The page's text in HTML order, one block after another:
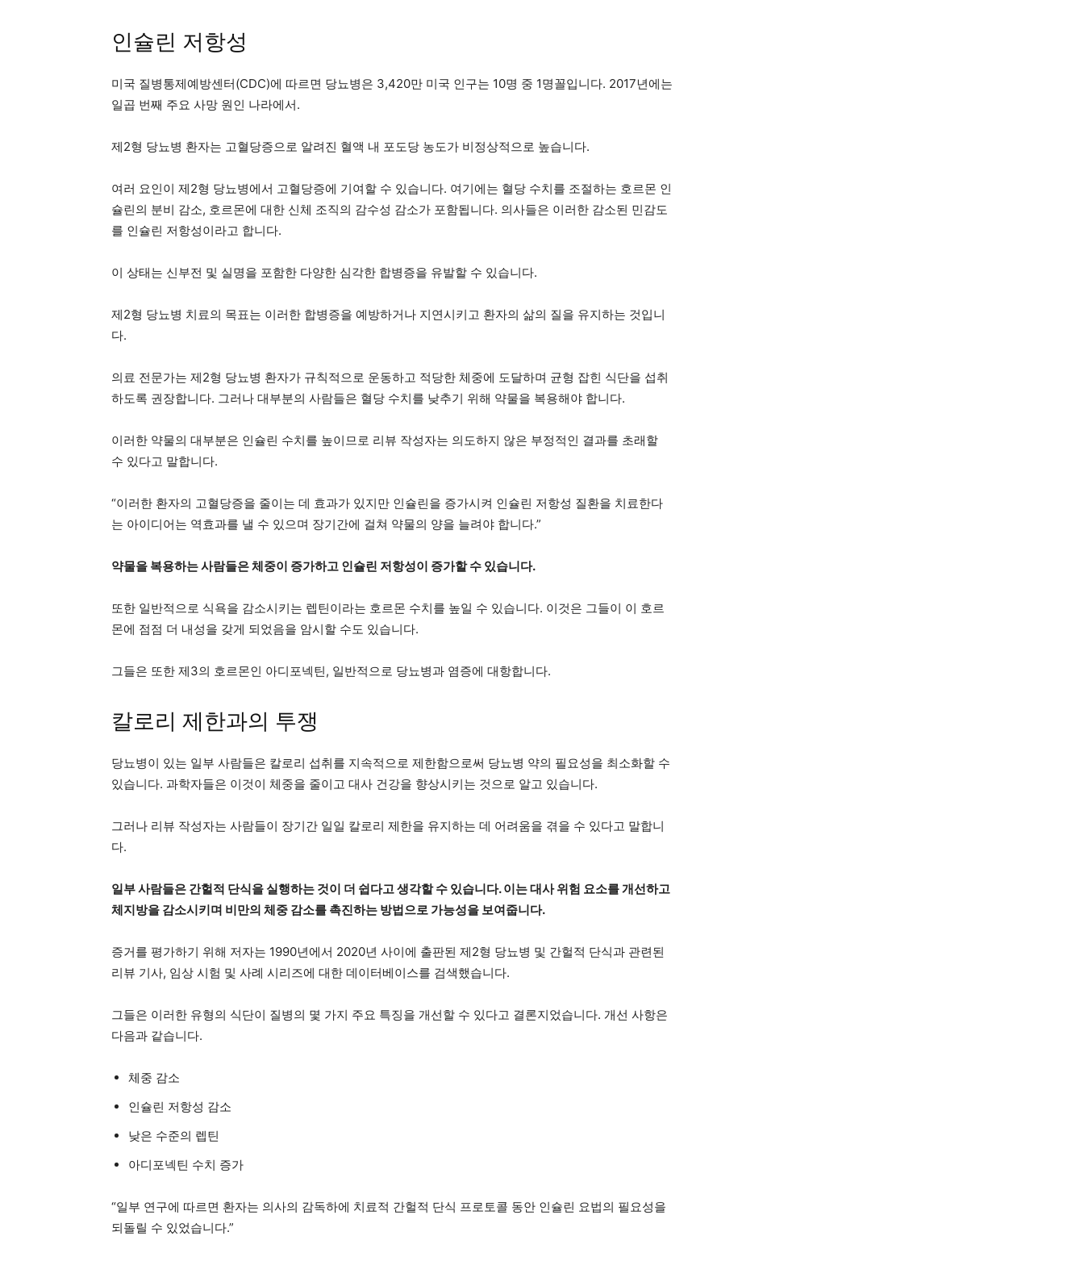
인슐린 저항성
미국 질병통제예방센터(CDC)에 따르면 당뇨병은 3,420만 미국 인구는 10명 중 1명꼴입니다. 2017년에는
일곱 번째 주요 사망 원인 나라에서.
제2형 당뇨병 환자는 고혈당증으로 알려진 혈액 내 포도당 농도가 비정상적으로 높습니다.
여러 요인이 제2형 당뇨병에서 고혈당증에 기여할 수 있습니다. 여기에는 혈당 수치를 조절하는 호르몬 인
슐린의 분비 감소, 호르몬에 대한 신체 조직의 감수성 감소가 포함됩니다. 의사들은 이러한 감소된 민감도
를 인슐린 저항성이라고 합니다.
이 상태는 신부전 및 실명을 포함한 다양한 심각한 합병증을 유발할 수 있습니다.
제2형 당뇨병 치료의 목표는 이러한 합병증을 예방하거나 지연시키고 환자의 삶의 질을 유지하는 것입니
다.
의료 전문가는 제2형 당뇨병 환자가 규칙적으로 운동하고 적당한 체중에 도달하며 균형 잡힌 식단을 섭취
하도록 권장합니다. 그러나 대부분의 사람들은 혈당 수치를 낮추기 위해 약물을 복용해야 합니다.
이러한 약물의 대부분은 인슐린 수치를 높이므로 리뷰 작성자는 의도하지 않은 부정적인 결과를 초래할
수 있다고 말합니다.
“이러한 환자의 고혈당증을 줄이는 데 효과가 있지만 인슐린을 증가시켜 인슐린 저항성 질환을 치료한다
는 아이디어는 역효과를 낼 수 있으며 장기간에 걸쳐 약물의 양을 늘려야 합니다.”
약물을 복용하는 사람들은 체중이 증가하고 인슐린 저항성이 증가할 수 있습니다.
또한 일반적으로 식욕을 감소시키는 렙틴이라는 호르몬 수치를 높일 수 있습니다. 이것은 그들이 이 호르
몬에 점점 더 내성을 갖게 되었음을 암시할 수도 있습니다.
그들은 또한 제3의 호르몬인 아디포넥틴, 일반적으로 당뇨병과 염증에 대항합니다.
칼로리 제한과의 투쟁
당뇨병이 있는 일부 사람들은 칼로리 섭취를 지속적으로 제한함으로써 당뇨병 약의 필요성을 최소화할 수
있습니다. 과학자들은 이것이 체중을 줄이고 대사 건강을 향상시키는 것으로 알고 있습니다.
그러나 리뷰 작성자는 사람들이 장기간 일일 칼로리 제한을 유지하는 데 어려움을 겪을 수 있다고 말합니
다.
일부 사람들은 간헐적 단식을 실행하는 것이 더 쉽다고 생각할 수 있습니다. 이는 대사 위험 요소를 개선하고
체지방을 감소시키며 비만의 체중 감소를 촉진하는 방법으로 가능성을 보여줍니다.
증거를 평가하기 위해 저자는 1990년에서 2020년 사이에 출판된 제2형 당뇨병 및 간헐적 단식과 관련된
리뷰 기사, 임상 시험 및 사례 시리즈에 대한 데이터베이스를 검색했습니다.
그들은 이러한 유형의 식단이 질병의 몇 가지 주요 특징을 개선할 수 있다고 결론지었습니다. 개선 사항은
다음과 같습니다.
체중 감소
인슐린 저항성 감소
낮은 수준의 렙틴
아디포넥틴 수치 증가
“일부 연구에 따르면 환자는 의사의 감독하에 치료적 간헐적 단식 프로토콜 동안 인슐린 요법의 필요성을
되돌릴 수 있었습니다.”